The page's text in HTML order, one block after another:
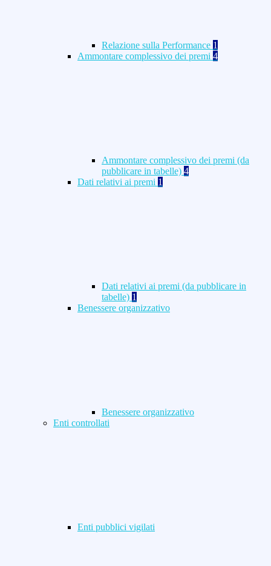
Relazione sulla Performance 1
Ammontare complessivo dei premi 4
Ammontare complessivo dei premi (da
pubblicare in tabelle) 4
Dati relativi ai premi 1
Dati relativi ai premi (da pubblicare in
tabelle) 1
Benessere organizzativo
Benessere organizzativo
Enti controllati
Enti pubblici vigilati